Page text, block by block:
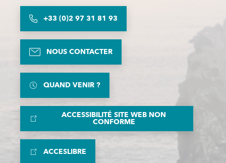
+33 (0)2 97 31 81 93
NOUS CONTACTER
QUAND VENIR ?
ACCESSIBILITÉ SITE WEB NON
CONFORME
ACCESLIBRE